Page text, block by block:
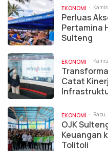
EKONOMI
Perluas
Pertamina
Sulteng
EKONOMI
Catat
EKONOMI
OJK
Keuangan
Tolitoli